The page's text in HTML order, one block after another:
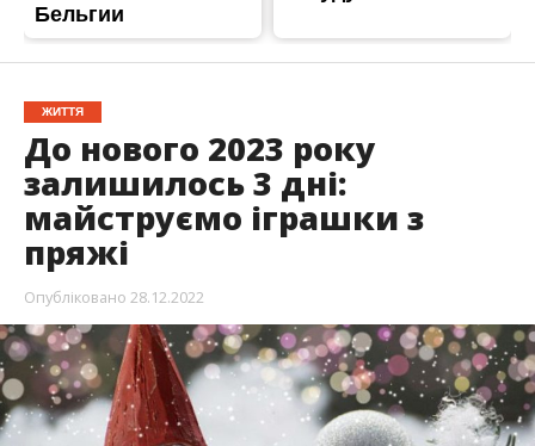
ЖИТТЯ
До нового 2023 року
залишилось 3 дні:
майструємо іграшки з
пряжі
Опубліковано 28.12.2022